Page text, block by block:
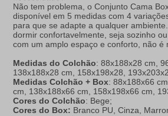
Não tem problema, o Conjunto Cama
disponível em 5 medidas com 4
para que se adapte a qualquer
dormir confortavelmente, seja sozinho
com um amplo espaço e conforto, não é
Medidas do Colchão: 88x188x28 cm,
138x188x28 cm, 158x198x28,
Medidas Colchão + Box: 88x188x66
cm,
138x188x66 cm, 158x198x66 cm,
Cores do Colchão: Bege;
Cores do Box: Branco PU, Cinza,